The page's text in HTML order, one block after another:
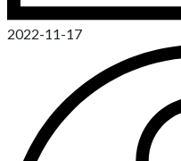
2022-11-17